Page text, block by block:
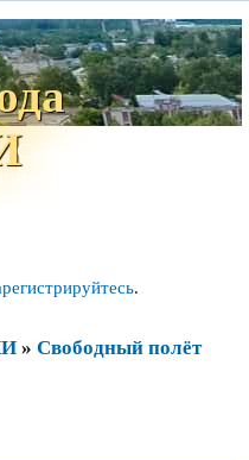
Сайт
.
» Свободный полёт